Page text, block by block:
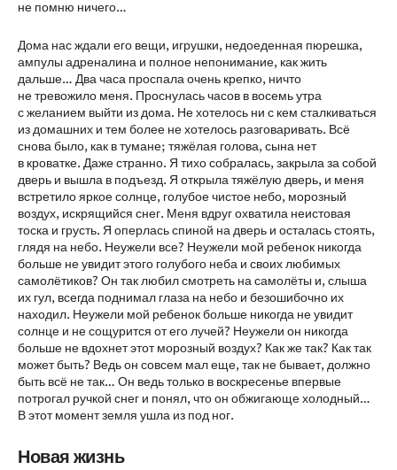
не помню ничего…
Дома нас ждали его вещи, игрушки, недоеденная пюрешка,
ампулы адреналина и полное непонимание, как жить
дальше… Два часа проспала очень крепко, ничто
не тревожило меня. Проснулась часов в восемь утра
с желанием выйти из дома. Не хотелось ни с кем сталкиваться
из домашних и тем более не хотелось разговаривать. Всё
снова было, как в тумане; тяжёлая голова, сына нет
в кроватке. Даже странно. Я тихо собралась, закрыла за собой
дверь и вышла в подъезд. Я открыла тяжёлую дверь, и меня
встретило яркое солнце, голубое чистое небо, морозный
воздух, искрящийся снег. Меня вдруг охватила неистовая
тоска и грусть. Я оперлась спиной на дверь и осталась стоять,
глядя на небо. Неужели все? Неужели мой ребенок никогда
больше не увидит этого голубого неба и своих любимых
самолётиков? Он так любил смотреть на самолёты и, слыша
их гул, всегда поднимал глаза на небо и безошибочно их
находил. Неужели мой ребенок больше никогда не увидит
солнце и не сощурится от его лучей? Неужели он никогда
больше не вдохнет этот морозный воздух? Как же так? Как так
может быть? Ведь он совсем мал еще, так не бывает, должно
быть всё не так… Он ведь только в воскресенье впервые
потрогал ручкой снег и понял, что он обжигающе холодный…
В этот момент земля ушла из под ног.
Новая жизнь